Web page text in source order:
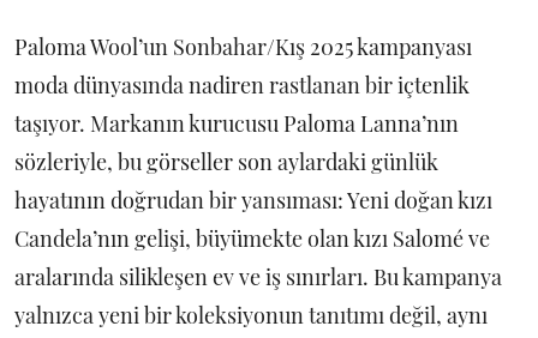
Paloma Wool’un Sonbahar/Kış 2025 kampanyası
moda dünyasında nadiren rastlanan bir içtenlik
taşıyor. Markanın kurucusu Paloma Lanna’nın
sözleriyle, bu görseller son aylardaki günlük
hayatının doğrudan bir yansıması: Yeni doğan kızı
Candela’nın gelişi, büyümekte olan kızı Salomé ve
aralarında silikleşen ev ve iş sınırları. Bu kampanya
yalnızca yeni bir koleksiyonun tanıtımı değil, aynı